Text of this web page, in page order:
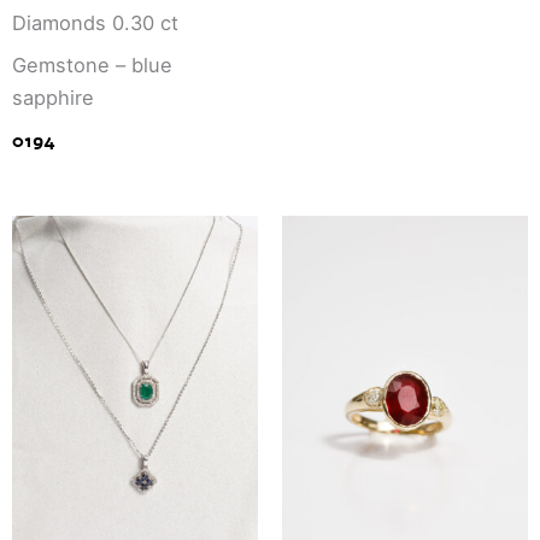
Diamonds 0.30 ct
Gemstone – blue
sapphire
0194